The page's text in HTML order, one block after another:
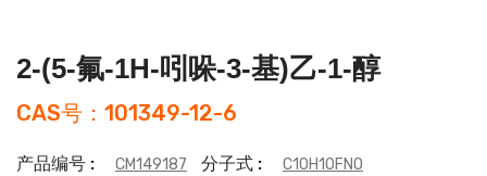
2-(5-氟-1H-吲哚-3-基)乙-1-醇
CAS号：101349-12-6
产品编号 : CM149187 分子式 : C10H10FNO